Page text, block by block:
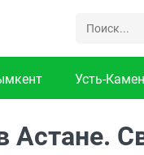
Усть-
Астане.